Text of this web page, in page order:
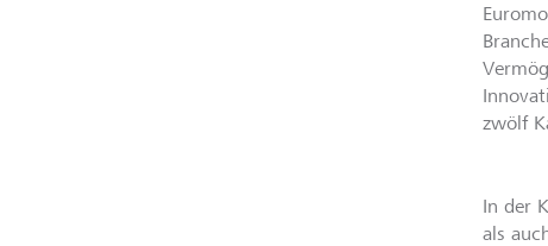
zwölf
In der
als